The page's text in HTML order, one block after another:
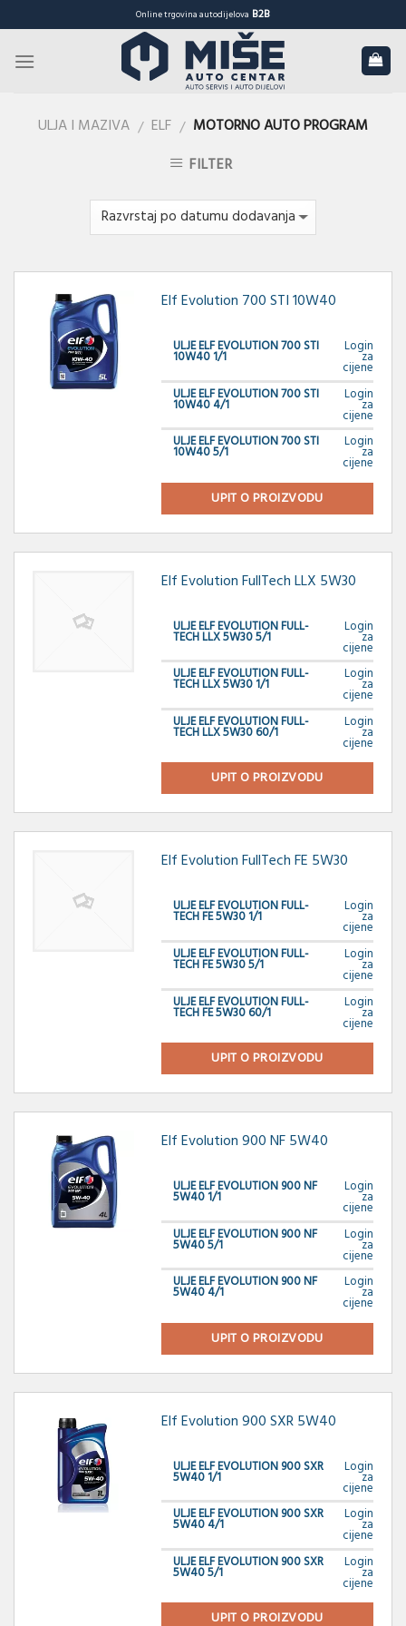
to
content
Online trgovina autodijelova B2B
ULJA I MAZIVA / ELF / MOTORNO AUTO PROGRAM
FILTER
Elf Evolution 700 STI 10W40
ULJE ELF EVOLUTION 700 STI
10W40 1/1
Login
za
cijene
ULJE ELF EVOLUTION 700 STI
10W40 4/1
Login
za
cijene
ULJE ELF EVOLUTION 700 STI
10W40 5/1
Login
za
cijene
UPIT O PROIZVODU
Elf Evolution FullTech LLX 5W30
ULJE ELF EVOLUTION FULL-
TECH LLX 5W30 5/1
Login
za
cijene
ULJE ELF EVOLUTION FULL-
TECH LLX 5W30 1/1
Login
za
cijene
ULJE ELF EVOLUTION FULL-
TECH LLX 5W30 60/1
Login
za
cijene
UPIT O PROIZVODU
Elf Evolution FullTech FE 5W30
ULJE ELF EVOLUTION FULL-
TECH FE 5W30 1/1
Login
za
cijene
ULJE ELF EVOLUTION FULL-
TECH FE 5W30 5/1
Login
za
cijene
ULJE ELF EVOLUTION FULL-
TECH FE 5W30 60/1
Login
za
cijene
UPIT O PROIZVODU
Elf Evolution 900 NF 5W40
ULJE ELF EVOLUTION 900 NF
5W40 1/1
Login
za
cijene
ULJE ELF EVOLUTION 900 NF
5W40 5/1
Login
za
cijene
ULJE ELF EVOLUTION 900 NF
5W40 4/1
Login
za
cijene
UPIT O PROIZVODU
Elf Evolution 900 SXR 5W40
ULJE ELF EVOLUTION 900 SXR
5W40 1/1
Login
za
cijene
ULJE ELF EVOLUTION 900 SXR
5W40 4/1
Login
za
cijene
ULJE ELF EVOLUTION 900 SXR
5W40 5/1
Login
za
cijene
UPIT O PROIZVODU